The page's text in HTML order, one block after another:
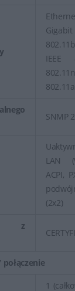
IEEE
SNMP 2
LAN
ACPI,
(2x2)
z
połączenie
1